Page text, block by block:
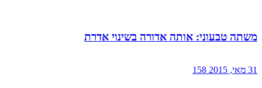
משתה טבעוני: אותה אדורה בשינוי אדרת
31 מאי, 2015 158